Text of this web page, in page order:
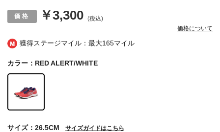
獲得ステージマイル：最大165マイル
￥3,300 (税込)
価格について
カラー：RED ALERT/WHITE
サイズ：26.5CM サイズガイドはこちら